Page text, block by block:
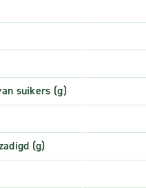
suikers (g)
(g)